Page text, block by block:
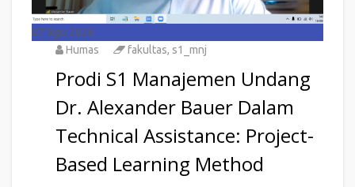
07 Agu 2026
Humas
fakultas, s1_mnj
Prodi S1 Manajemen Undang
Dr. Alexander Bauer Dalam
Technical Assistance: Project-
Based Learning Method